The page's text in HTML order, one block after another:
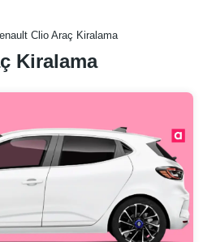
Clio Araç Kiralama
Kiralama